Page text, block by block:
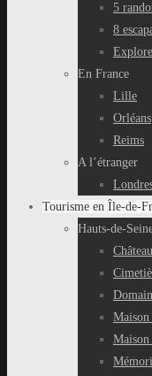
5
8
En France
Lille
Orléans
Reims
A l’étranger
Tourisme en Île-de-
Hauts-de-
Maison